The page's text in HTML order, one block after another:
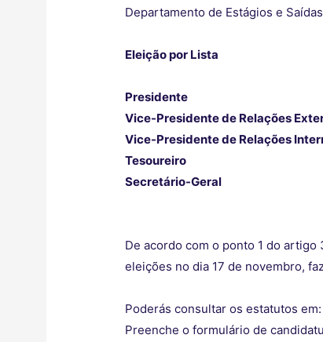
Departamento de Estágios e
Eleição por Lista
Presidente
Vice-Presidente de Relações
Vice-Presidente de Relações
Tesoureiro
Secretário-Geral
De acordo com o ponto 1 do artigo
eleições no dia 17 de novembro,
Poderás consultar os estatutos em:
Preenche o formulário de